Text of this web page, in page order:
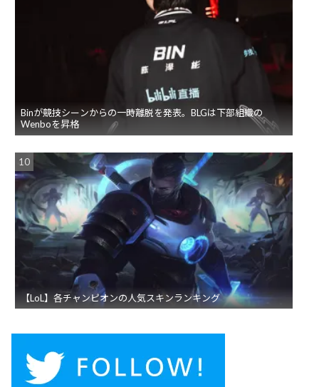
Binが競技シーンからの一時離脱を発表。BLGは下部組織の
Wenboを昇格
【LoL】各チャンピオンの人気スキンランキング